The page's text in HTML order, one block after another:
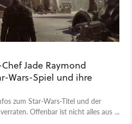
Jade Raymond
Wars-Spiel und ihre
zum Star-Wars-Titel und der
Offenbar ist nicht alles aus